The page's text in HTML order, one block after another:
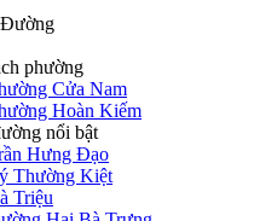
phường
Cửa Nam
Hoàn Kiếm
nổi bật
Hưng Đạo
Thường Kiệt
Triệu